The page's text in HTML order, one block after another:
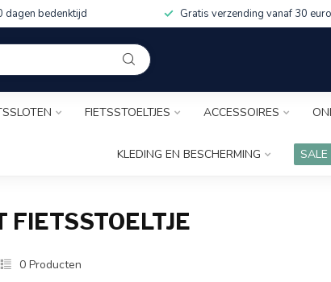
dagen bedenktijd Gratis verzending vanaf 30 euro
FIETSSTOELTJES ACCESSOIRES
KLEDING EN BESCHERMING SALE
FIETSSTOELTJE
0 Producten